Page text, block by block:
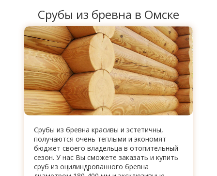
Срубы из бревна в Омске
Срубы из бревна красивы и эстетичны,
получаются очень теплыми и экономят
бюджет своего владельца в отопительный
сезон. У нас Вы сможете заказать и купить
сруб из оцилиндрованного бревна